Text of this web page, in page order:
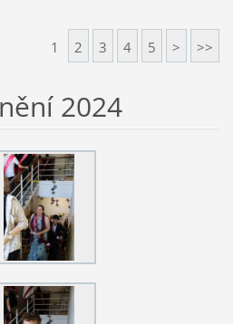
1 2 3 4 5 > >>
2024